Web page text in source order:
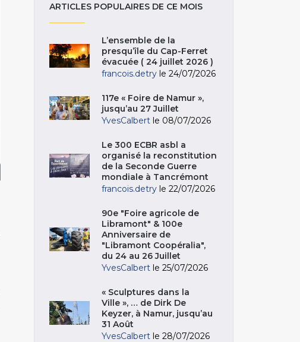
ARTICLES POPULAIRES DE CE MOIS
L’ensemble de la
presqu’île du Cap-Ferret
évacuée ( 24 juillet 2026 )
francois.detry le 24/07/2026
117e « Foire de Namur »,
jusqu’au 27 Juillet
YvesCalbert le 08/07/2026
Le 300 ECBR asbl a
organisé la reconstitution
de la Seconde Guerre
mondiale à Tancrémont
francois.detry le 22/07/2026
90e "Foire agricole de
Libramont" & 100e
Anniversaire de
"Libramont Coopéralia",
du 24 au 26 Juillet
YvesCalbert le 25/07/2026
« Sculptures dans la
Ville », … de Dirk De
Keyzer, à Namur, jusqu’au
31 Août
YvesCalbert le 28/07/2026